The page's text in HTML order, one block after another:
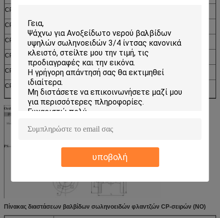
υποβολή
CP-80JFK
CP-25FK
CP-32FK 32 24 0,4
CP-40FK 40 30
CP-50FK 50 48 0,4
CP-65CFK 65
Πίνακας διαστάσεων βαλβίδων σωληνοειδών φλαντζών CP-σειρών (NO)